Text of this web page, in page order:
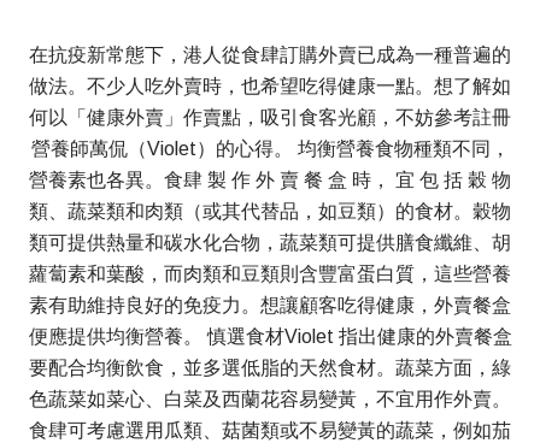
在抗疫新常態下，港人從食肆訂購外賣已成為一種普遍的
做法。不少人吃外賣時，也希望吃得健康一點。想了解如
何以「健康外賣」作賣點，吸引食客光顧，不妨參考註冊
營養師萬侃（Violet）的心得。 均衡營養食物種類不同，
營養素也各異。食肆 製 作 外 賣 餐 盒 時， 宜 包 括 穀 物
類、蔬菜類和肉類（或其代替品，如豆類）的食材。穀物
類可提供熱量和碳水化合物，蔬菜類可提供膳食纖維、胡
蘿蔔素和葉酸，而肉類和豆類則含豐富蛋白質，這些營養
素有助維持良好的免疫力。想讓顧客吃得健康，外賣餐盒
便應提供均衡營養。 慎選食材Violet 指出健康的外賣餐盒
要配合均衡飲食，並多選低脂的天然食材。蔬菜方面，綠
色蔬菜如菜心、白菜及西蘭花容易變黃，不宜用作外賣。
食肆可考慮選用瓜類、菇菌類或不易變黃的蔬菜，例如茄